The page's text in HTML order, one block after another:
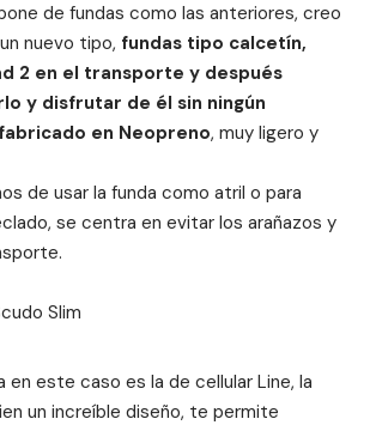
de fundas como las anteriores, creo
nuevo tipo, fundas tipo calcetín,
2 en el transporte y después
y disfrutar de él sin ningún
fabricado en Neopreno, muy ligero y
de usar la funda como atril o para
se centra en evitar los arañazos y
Slim
en este caso es la de cellular Line, la
un increíble diseño, te permite